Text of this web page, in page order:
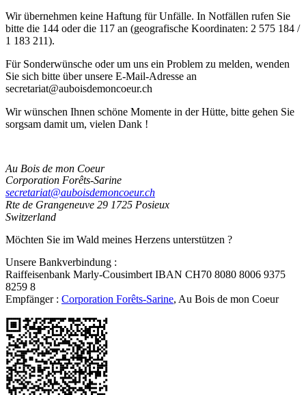
Wir übernehmen keine Haftung für Unfälle. In Notfällen rufen Sie
bitte die 144 oder die 117 an (geografische Koordinaten: 2 575 184 /
1 183 211).
Für Sonderwünsche oder um uns ein Problem zu melden, wenden
Sie sich bitte über unsere E-Mail-Adresse an
secretariat@auboisdemoncoeur.ch
Wir wünschen Ihnen schöne Momente in der Hütte, bitte gehen Sie
sorgsam damit um, vielen Dank !
Au Bois de mon Coeur
Corporation Forêts-Sarine
secretariat@auboisdemoncoeur.ch
Rte de Grangeneuve 29 1725 Posieux
Switzerland
Möchten Sie im Wald meines Herzens unterstützen ?
Unsere Bankverbindung :
Raiffeisenbank Marly-Cousimbert IBAN CH70 8080 8006 9375
8259 8
Empfänger : Corporation Forêts-Sarine, Au Bois de mon Coeur